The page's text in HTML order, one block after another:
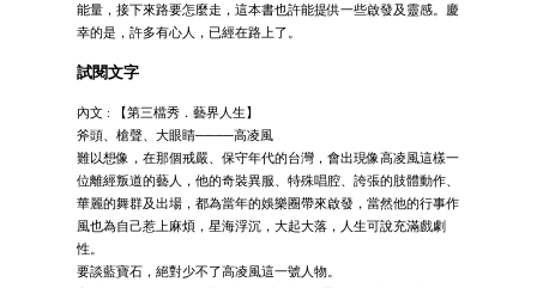
能量，接下來路要怎麼走，這本書也許能提供一些啟發及靈感。慶
幸的是，許多有心人，已經在路上了。
試閱文字
內文 : 【第三檔秀．藝界人生】
斧頭、槍聲、大眼睛────高凌風
難以想像，在那個戒嚴、保守年代的台灣，會出現像高凌風這樣一
位離經叛道的藝人，他的奇裝異服、特殊唱腔、誇張的肢體動作、
華麗的舞群及出場，都為當年的娛樂圈帶來啟發，當然他的行事作
風也為自己惹上麻煩，星海浮沉，大起大落，人生可說充滿戲劇
性。
要談藍寶石，絕對少不了高凌風這一號人物。